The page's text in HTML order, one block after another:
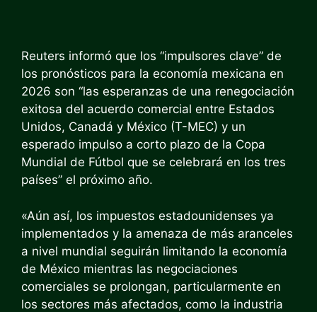
Reuters informó que los “impulsores clave” de
los pronósticos para la economía mexicana en
2026 son “las esperanzas de una renegociación
exitosa del acuerdo comercial entre Estados
Unidos, Canadá y México (T-MEC) y un
esperado impulso a corto plazo de la Copa
Mundial de Fútbol que se celebrará en los tres
países” el próximo año.
«Aún así, los impuestos estadounidenses ya
implementados y la amenaza de más aranceles
a nivel mundial seguirán limitando la economía
de México mientras las negociaciones
comerciales se prolongan, particularmente en
los sectores más afectados, como la industria